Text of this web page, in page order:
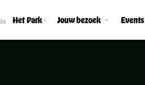
Het Park Jouw bezoek